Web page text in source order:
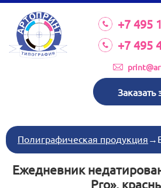
+7 495
+7 495
Заказать
О КОМПАНИИ
УСЛУГИ
КАТАЛОГ
ТРЕБОВАНИЯ К МАКЕТАМ
НОВОСТИ
ИНВЕСТИЦИИ
КОНТАКТЫ
Полиграфическая продукция →
Ежедневник
Pro»,